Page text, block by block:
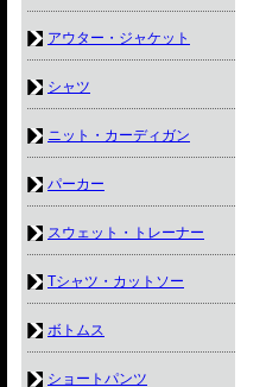
アウター・ジャケット
シャツ
ニット・カーディガン
パーカー
スウェット・トレーナー
Tシャツ・カットソー
ボトムス
ショートパンツ